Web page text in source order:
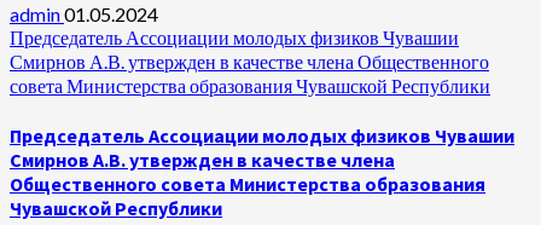
admin01.05.2024
Председатель Ассоциации молодых физиков Чувашии
Смирнов А.В. утвержден в качестве члена Общественного
совета Министерства образования Чувашской Республики
Председатель Ассоциации молодых физиков Чувашии
Смирнов А.В. утвержден в качестве члена
Общественного совета Министерства образования
Чувашской Республики